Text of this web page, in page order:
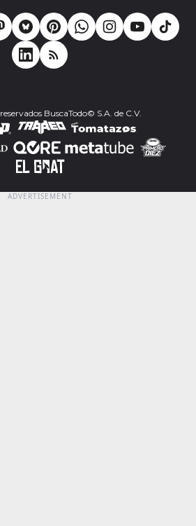
BuscaTodo© S.A. de C.V.